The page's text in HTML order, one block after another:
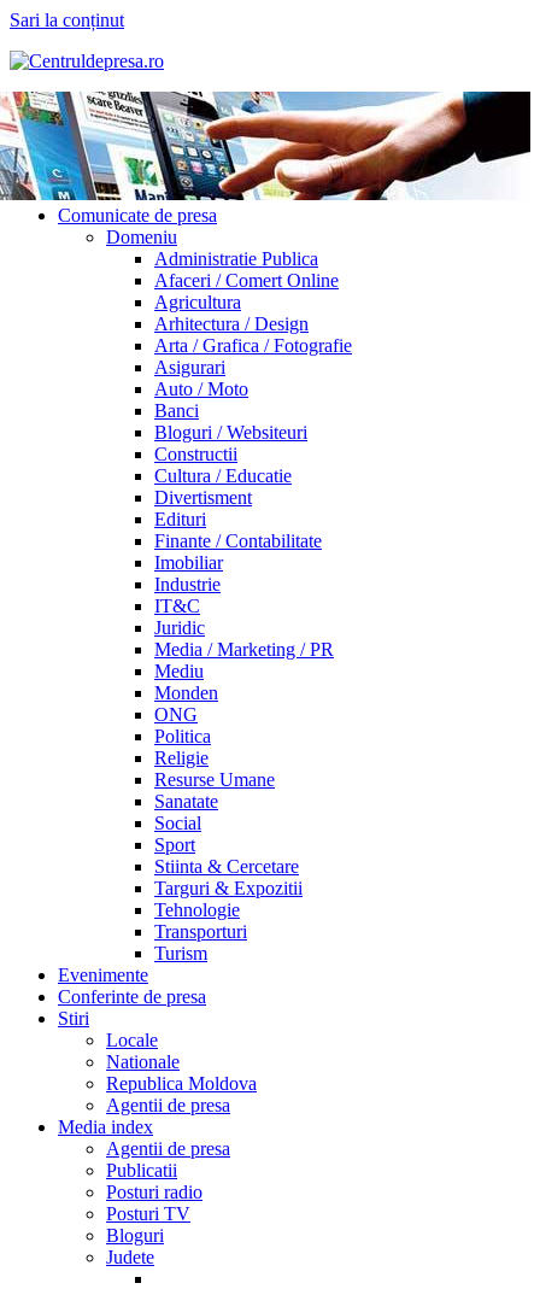
Sari la conținut
Comunicate de presa
Domeniu
Administratie Publica
Afaceri / Comert Online
Agricultura
Arhitectura / Design
Arta / Grafica / Fotografie
Asigurari
Auto / Moto
Banci
Bloguri / Websiteuri
Constructii
Cultura / Educatie
Divertisment
Edituri
Finante / Contabilitate
Imobiliar
Industrie
IT&C
Juridic
Media / Marketing / PR
Mediu
Monden
ONG
Politica
Religie
Resurse Umane
Sanatate
Social
Sport
Stiinta & Cercetare
Targuri & Expozitii
Tehnologie
Transporturi
Turism
Evenimente
Conferinte de presa
Stiri
Locale
Nationale
Republica Moldova
Agentii de presa
Media index
Agentii de presa
Publicatii
Posturi radio
Posturi TV
Bloguri
Judete